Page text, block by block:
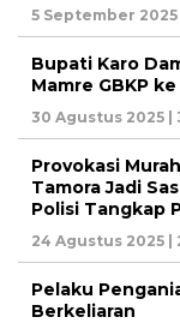
5 September 2025
Bupati Karo
Mamre GBKP ke
30 Agustus 2025 |
Provokasi
Tamora Jadi
Polisi Tangkap
24 Agustus 2025 |
Pelaku
Berkeliaran